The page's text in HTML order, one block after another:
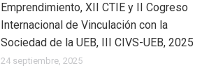
Emprendimiento, XII CTIE y II Cogreso
Internacional de Vinculación con la
Sociedad de la UEB, III CIVS-UEB, 2025
24 septiembre, 2025